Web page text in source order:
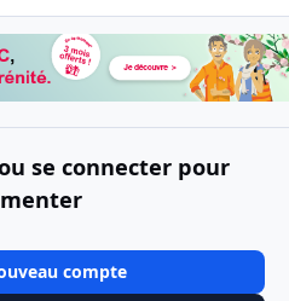
se connecter pour
compte